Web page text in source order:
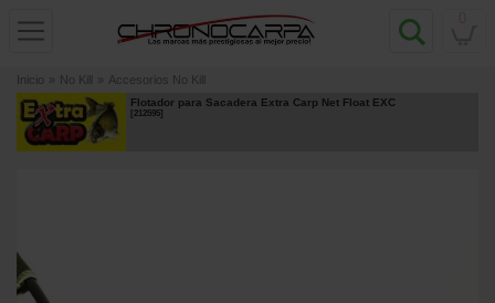
Inicio » No Kill » Accesorios No Kill
Flotador para Sacadera Extra Carp Net Float EXC
[212595]